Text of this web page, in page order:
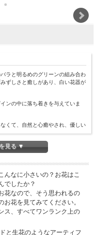
ラと明るめのグリーンの組み合わ
ずしさと癒しがあり、白い花器が
ンの中に落ち着きを与えていま
くて、自然と心癒やされ、優しい
によくお選びいただいているアレ
見る ▼
んなに小さいの？お花はこ
でしたか？
花なので、そう思われるの
花を見てみてください。
ス、すべてワンランク上の
と生花のようなアーティフ